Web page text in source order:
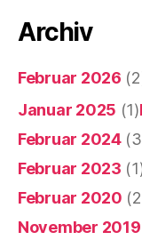
Archiv
Februar 2026
Januar 2025 (1)
Februar 2024
Februar 2023
Februar 2020
November 2019